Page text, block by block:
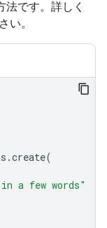
です。詳しく
い。
.create(
a few words"